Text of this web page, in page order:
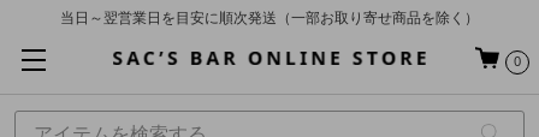
当日～翌営業日を目安に順次発送（一部お取り寄せ商品を除く）
基本配送料 ¥550(沖縄・離島を除く)
0